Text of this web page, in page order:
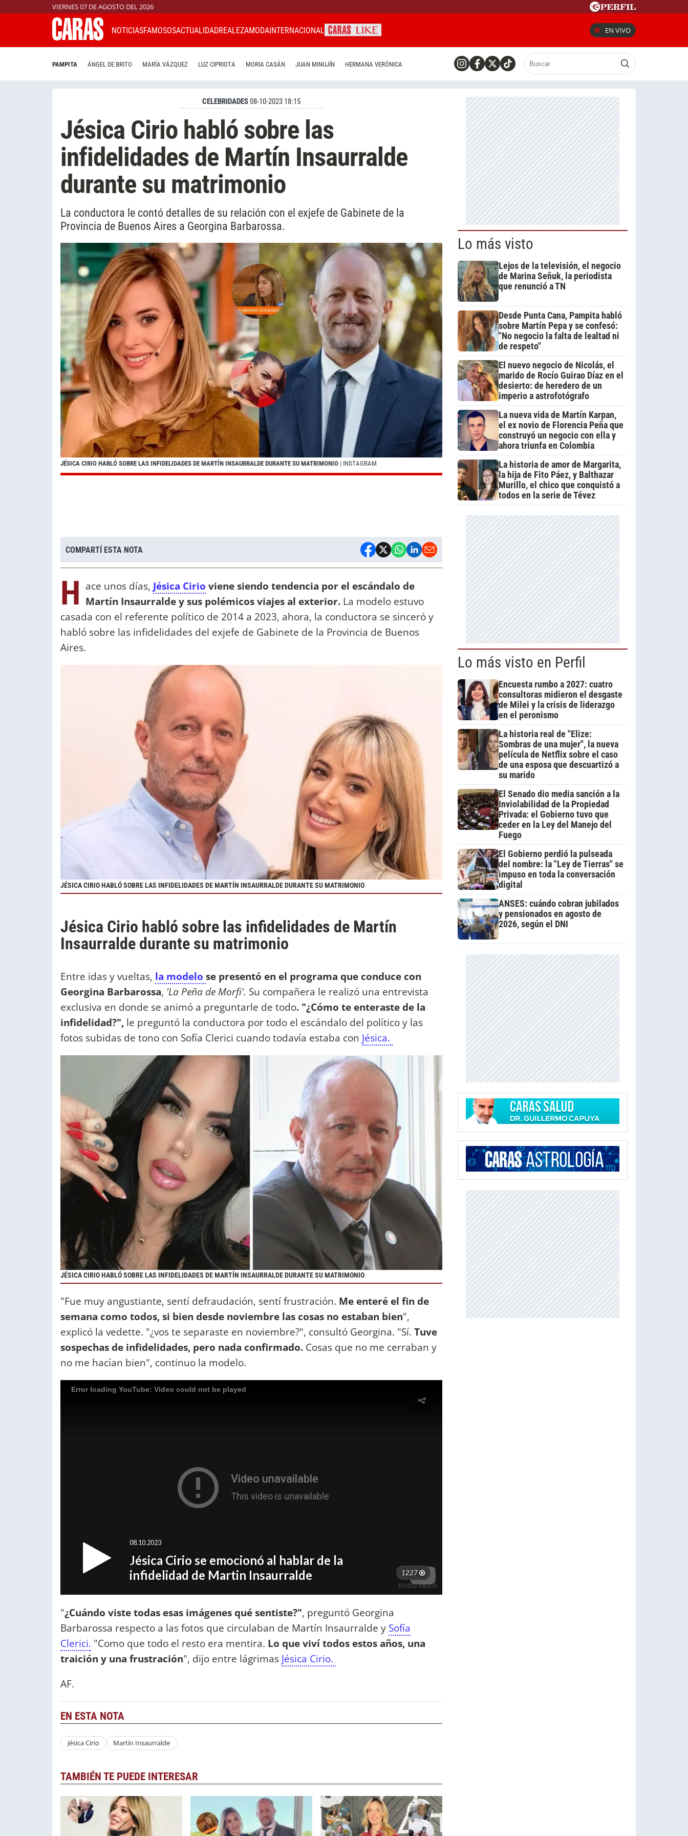
VIERNES 07 DE AGOSTO DEL 2026
NOTICIASFAMOSOSACTUALIDADREALEZAMODAINTERNACIONAL EN VIVO
PAMPITA ÁNGEL DE BRITO MARÍA VÁZQUEZ LUZ CIPRIOTA MORIA CASÁN JUAN MINUJÍN HERMANA VERÓNICA
CELEBRIDADES08-10-2023 18:15
Jésica Cirio habló sobre las
infidelidades de Martín Insaurralde
durante su matrimonio
La conductora le contó detalles de su relación con el exjefe de Gabinete de la
Provincia de Buenos Aires a Georgina Barbarossa.
JÉSICA CIRIO HABLÓ SOBRE LAS INFIDELIDADES DE MARTÍN INSAURRALDE DURANTE SU MATRIMONIO | INSTAGRAM
COMPARTÍ ESTA NOTA
H ace unos días, Jésica Cirio viene siendo tendencia por el escándalo de
Martín Insaurralde y sus polémicos viajes al exterior. La modelo estuvo
casada con el referente político de 2014 a 2023, ahora, la conductora se sinceró y
habló sobre las infidelidades del exjefe de Gabinete de la Provincia de Buenos
Aires.
JÉSICA CIRIO HABLÓ SOBRE LAS INFIDELIDADES DE MARTÍN INSAURRALDE DURANTE SU MATRIMONIO
Jésica Cirio habló sobre las infidelidades de Martín
Insaurralde durante su matrimonio
Entre idas y vueltas, la modelo se presentó en el programa que conduce con
Georgina Barbarossa, 'La Peña de Morfi'. Su compañera le realizó una entrevista
exclusiva en donde se animó a preguntarle de todo. "¿Cómo te enteraste de la
infidelidad?", le preguntó la conductora por todo el escándalo del político y las
fotos subidas de tono con Sofía Clerici cuando todavía estaba con Jésica.
JÉSICA CIRIO HABLÓ SOBRE LAS INFIDELIDADES DE MARTÍN INSAURRALDE DURANTE SU MATRIMONIO
"Fue muy angustiante, sentí defraudación, sentí frustración. Me enteré el fin de
semana como todos, si bien desde noviembre las cosas no estaban bien",
explicó la vedette. "¿vos te separaste en noviembre?", consultó Georgina. "Sí. Tuve
sospechas de infidelidades, pero nada confirmado. Cosas que no me cerraban y
no me hacían bien", continuo la modelo.
"¿Cuándo viste todas esas imágenes qué sentiste?", preguntó Georgina
Barbarossa respecto a las fotos que circulaban de Martín Insaurralde y Sofía
Clerici. "Como que todo el resto era mentira. Lo que viví todos estos años, una
traición y una frustración", dijo entre lágrimas Jésica Cirio.
AF.
EN ESTA NOTA
Jésica Cirio Martín Insaurralde
TAMBIÉN TE PUEDE INTERESAR
Lo más visto
Lejos de la televisión, el negocio
de Marina Señuk, la periodista
que renunció a TN
Desde Punta Cana, Pampita habló
sobre Martín Pepa y se confesó:
"No negocio la falta de lealtad ni
de respeto"
El nuevo negocio de Nicolás, el
marido de Rocío Guirao Díaz en el
desierto: de heredero de un
imperio a astrofotógrafo
La nueva vida de Martín Karpan,
el ex novio de Florencia Peña que
construyó un negocio con ella y
ahora triunfa en Colombia
La historia de amor de Margarita,
la hija de Fito Páez, y Balthazar
Murillo, el chico que conquistó a
todos en la serie de Tévez
Lo más visto en Perfil
Encuesta rumbo a 2027: cuatro
consultoras midieron el desgaste
de Milei y la crisis de liderazgo
en el peronismo
La historia real de "Elize:
Sombras de una mujer", la nueva
película de Netflix sobre el caso
de una esposa que descuartizó a
su marido
El Senado dio media sanción a la
Inviolabilidad de la Propiedad
Privada: el Gobierno tuvo que
ceder en la Ley del Manejo del
Fuego
El Gobierno perdió la pulseada
del nombre: la "Ley de Tierras" se
impuso en toda la conversación
digital
ANSES: cuándo cobran jubilados
y pensionados en agosto de
2026, según el DNI